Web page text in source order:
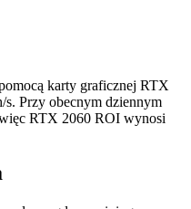
karty graficznej RTX
s. Przy obecnym dziennym
RTX 2060 ROI wynosi